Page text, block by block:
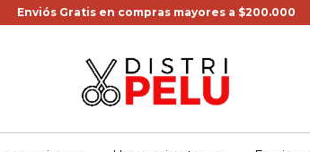
Enviós Gratis en compras mayores a $200.000